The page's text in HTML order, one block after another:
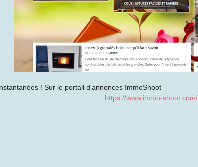
! Sur le portail d'annonces ImmoShoot
https://www.immo-shoot.com/